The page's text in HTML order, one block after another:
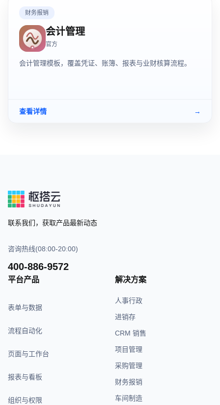
财务报销
会计管理
官方
会计管理模板，覆盖凭证、账簿、报表与业财核算流程。
查看详情 →
联系我们，获取产品最新动态
咨询热线(08:00-20:00)
400-886-9572
平台产品
表单与数据
流程自动化
页面与工作台
报表与看板
组织与权限
解决方案
人事行政
进销存
CRM 销售
项目管理
采购管理
财务报销
车间制造